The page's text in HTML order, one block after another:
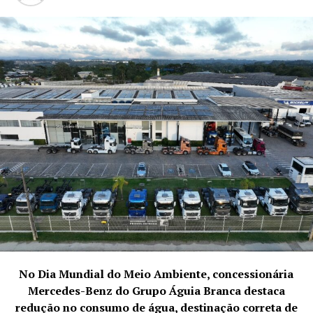
No Dia Mundial do Meio Ambiente, concessionária
Mercedes-Benz do Grupo Águia Branca destaca
redução no consumo de água, destinação correta de